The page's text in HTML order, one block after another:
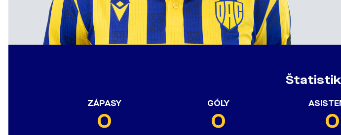
ZÁPASY
0
GÓLY
0 0